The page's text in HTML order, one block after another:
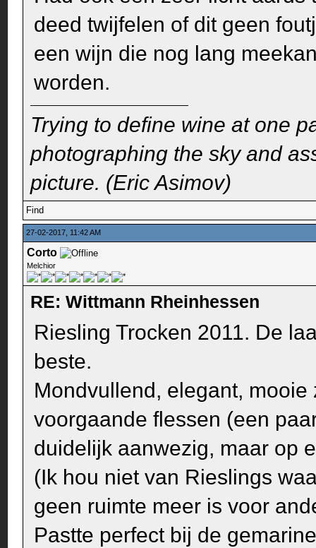
deed twijfelen of dit geen
een wijn die nog lang
worden.
Trying to define wine at one
photographing the sky and
picture. (Eric Asimov)
Find
27-02-2017, 11:42 AM
Corto
Melchior
RE: Wittmann Rheinhessen
Riesling Trocken 2011. De
beste.
Mondvullend, elegant,
voorgaande flessen (een
duidelijk aanwezig, maar op
(Ik hou niet van Rieslings
geen ruimte meer is voor
Pastte perfect bij de